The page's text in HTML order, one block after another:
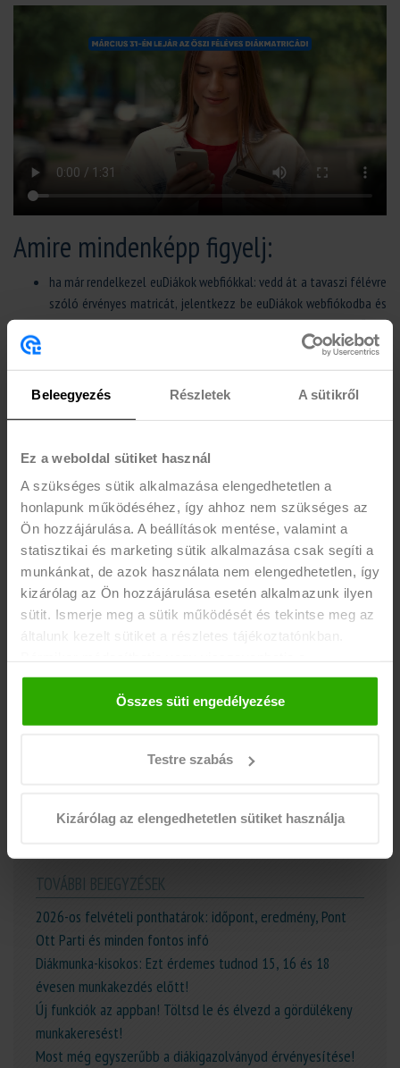
Beleegyezés Részletek A sütikről
Ez a weboldal sütiket használ
A szükséges sütik alkalmazása elengedhetetlen a
honlapunk működéséhez, így ahhoz nem szükséges az
Ön hozzájárulása. A beállítások mentése, valamint a
statisztikai és marketing sütik alkalmazása csak segíti a
munkánkat, de azok használata nem elengedhetetlen, így
kizárólag az Ön hozzájárulása esetén alkalmazunk ilyen
sütit. Ismerje meg a sütik működését és tekintse meg az
általunk kezelt sütiket a részletes tájékoztatónkban.
hozzájárulását a weboldalunk láblécében található "Süti
tájékoztató" feliratra kattintva.
Összes süti engedélyezése
Testre szabás
Kizárólag az elengedhetetlen sütiket használja
Amire mindenképp figyelj:
ha már rendelkezel euDiákok webfiókkal: vedd át a tavaszi félévre
szóló érvényes matricát, jelentkezz be euDiákok webfiókodba és
töltsd fel a dokumentumok fülnél a diákigazolványod elő- és
diákigazolványoddal regisztrálsz: a regisztráció során add meg a
diákigazolvány számodat, melyet a diákod jobb felső sarkában
oldalának fényképes másolatát, utolsó lépésként pedig írd át a
diákigazolvány matrica érvényességének dátumát a személyes
adatok fül alatt.
új regisztráló vagy, de még az őszi féléves matricával ellátott
diákoddal regisztráltál: amint átvetted a tavaszi félévre szóló
matricádat, újra fel kell töltened az új matricával ellátott
diákigazolványod másolatát a webfiókodba.
Az euDIÁKOK Iskolaszövetkezet a legjobb
válogathatsz! Jelentkezz már akár 15 éves kortól. Nem
TOVÁBBI BEJEGYZÉSEK
2026-os felvételi ponthatárok: időpont, eredmény, Pont
Ott Parti és minden fontos infó
Diákmunka-kisokos: Ezt érdemes tudnod 15, 16 és 18
évesen munkakezdés előtt!
Új funkciók az appban! Töltsd le és élvezd a gördülékeny
munkakeresést!
Most még egyszerűbb a diákigazolványod érvényesítése!